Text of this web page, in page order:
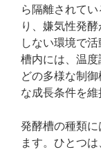
ら隔離されて
り、嫌気性発
しない環境で
槽内には、温
どの多様な制
な成長条件を維
発酵槽の種類
ます。ひとつ